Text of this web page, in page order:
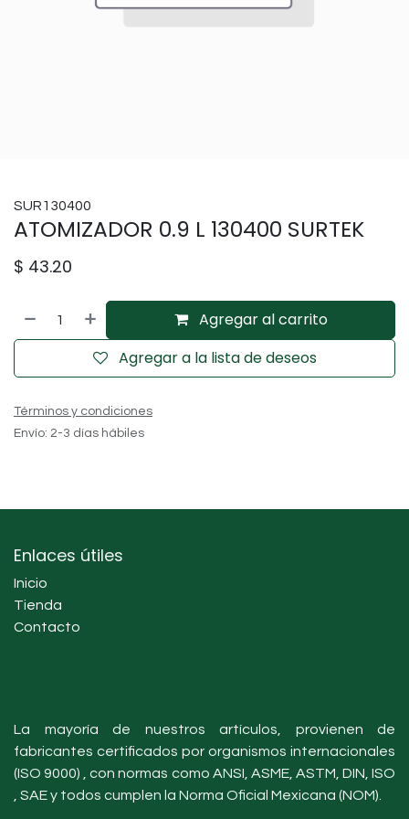
SUR130400
ATOMIZADOR 0.9 L 130400 SURTEK
$ 43.20
Agregar al carrito
Agregar a la lista de deseos
Términos y condiciones
Envío: 2-3 días hábiles
Enlaces útiles
Inicio
Tienda
Contacto
La mayoría de nuestros artículos, provienen de
fabricantes certificados por organismos internacionales
(ISO 9000) , con normas como ANSI, ASME, ASTM, DIN, ISO
, SAE y todos cumplen la Norma Oficial Mexicana (NOM).